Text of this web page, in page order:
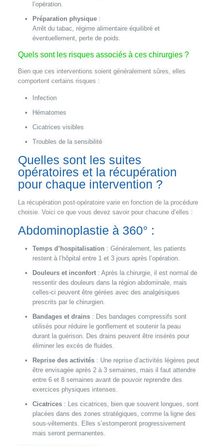
l’opération.
Préparation physique:
Arrêt du tabac, régime alimentaire équilibré et
éventuellement, perte de poids.
Quels sont les risques associés à ces chirurgies ?
Bien que ces interventions soient généralement sûres, elles
comportent certains risques :
Infection
Hématomes
Cicatrices visibles
Troubles de la sensibilité
Quelles sont les suites
opératoires et la récupération
pour chaque intervention ?
La récupération post-opératoire varie en fonction de la procédure
choisie. Voici ce que vous devez savoir pour chacune d’elles :
Abdominoplastie à 360° :
Temps d’hospitalisation : Généralement, les patients
restent à l’hôpital entre 1 et 3 jours après l’opération.
Douleurs et inconfort: Après la chirurgie, il est normal de
ressentir des douleurs dans la région abdominale, mais
celles-ci peuvent être gérées avec des analgésiques
prescrits par le chirurgien.
Bandages et drains: Des bandages compressifs sont
utilisés pour réduire le gonflement et soutenir la peau
durant la guérison. Des drains peuvent être insérés pour
éliminer les excès de fluides.
Reprise des activités: Une reprise d’activités légères peut
être envisagée après 2 à 3 semaines, mais il faut attendre
entre 6 et 8 semaines avant de pouvoir reprendre des
exercices physiques intenses.
Cicatrices: Les cicatrices, bien que souvent longues, sont
placées dans des zones stratégiques, comme la ligne des
sous-vêtements. Elles s’estomperont progressivement
mais seront permanentes.